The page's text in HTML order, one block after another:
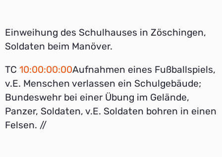
Einweihung des Schulhauses in Zöschingen,
Soldaten beim Manöver.
TC 10:00:00:00Aufnahmen eines Fußballspiels,
v.E. Menschen verlassen ein Schulgebäude;
Bundeswehr bei einer Übung im Gelände,
Panzer, Soldaten, v.E. Soldaten bohren in einen
Felsen. //